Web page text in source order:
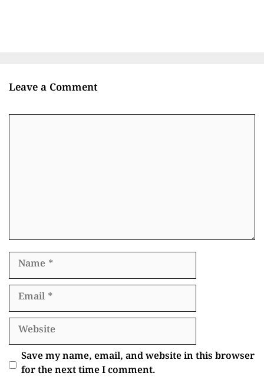
Leave a Comment
Name
Email
Website
Save my name, email, and website in this browser
for the next time I comment.